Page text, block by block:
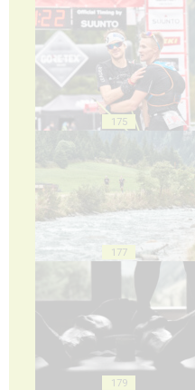
175
177
179